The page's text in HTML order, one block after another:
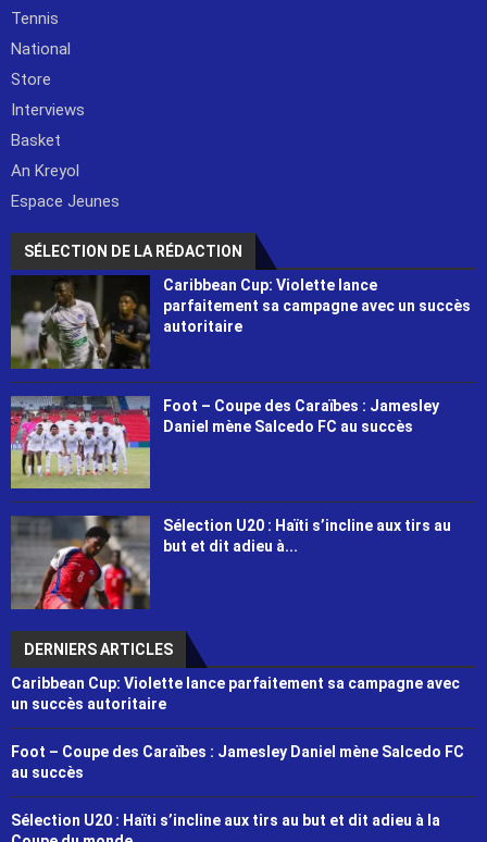
Tennis
National
Store
Interviews
Basket
An Kreyol
Espace Jeunes
SÉLECTION DE LA RÉDACTION
Caribbean Cup: Violette lance
parfaitement sa campagne avec un succès
autoritaire
Foot – Coupe des Caraïbes : Jamesley
Daniel mène Salcedo FC au succès
Sélection U20 : Haïti s’incline aux tirs au
but et dit adieu à...
DERNIERS ARTICLES
Caribbean Cup: Violette lance parfaitement sa campagne avec
un succès autoritaire
Foot – Coupe des Caraïbes : Jamesley Daniel mène Salcedo FC
au succès
Sélection U20 : Haïti s’incline aux tirs au but et dit adieu à la